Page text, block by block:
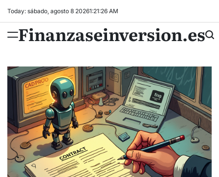
content
Today: sábado, agosto 8 20261:21:27 AM
Finanzaseinversion.es